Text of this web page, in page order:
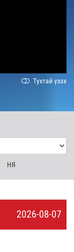
Тухтай үзэх
НЯ
2026-08-07